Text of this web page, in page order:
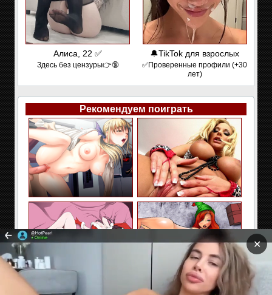
Алиса, 22 ✅
Здесь без цензуры👉🔞
🔔TikTok для взрослых
✅Проверенные профили (+30
лет)
Рекомендуем поиграть
✕